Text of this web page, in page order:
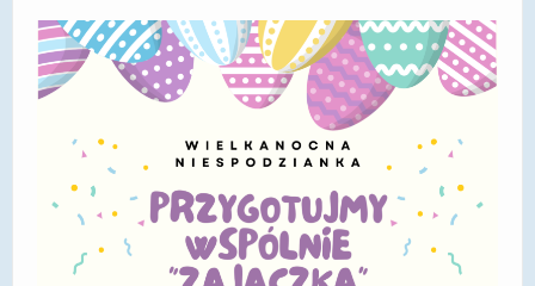
KONTAKT
DLA RODZICÓW I UCZNIÓW
DLA PRACOWNIKÓW
GALERIA
SPORT
DOSTĘPNOŚĆ